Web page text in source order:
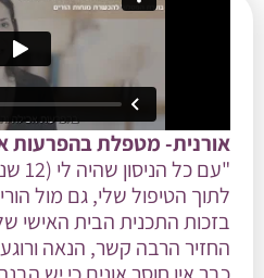
אורנית- מטפלת בהפרעות
"עם
לתוך הטיפול שלי, גם מול
בזכות התכנית הבית האישי
החזיר הרבה קשר, הנאה